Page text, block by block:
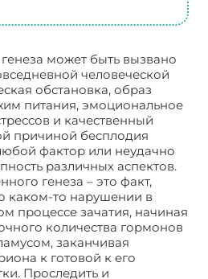
может быть вызвано
человеческой
обстановка, образ
питания, эмоциональное
и качественный
причиной бесплодия
фактор или неудачно
различных аспектов.
генеза – это факт,
каком-то нарушении в
процессе зачатия, начиная
количества гормонов
заканчивая
к готовой к его
Проследить и